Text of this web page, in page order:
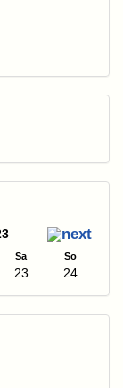
Sa So
23 24